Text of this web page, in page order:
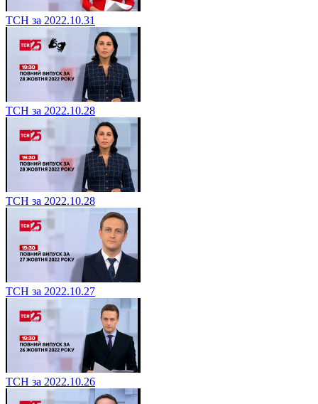
ТСН за 2022.10.31
ТСН за 2022.10.28
ТСН за 2022.10.28
ТСН за 2022.10.27
ТСН за 2022.10.26